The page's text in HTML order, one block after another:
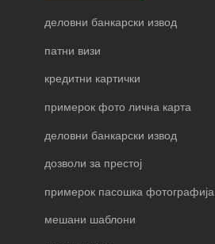
деловни банкарски извод
патни визи
кредитни картички
примерок фото лична карта
деловни банкарски извод
дозволи за престој
примерок пасошка фотографија
мешани шаблони